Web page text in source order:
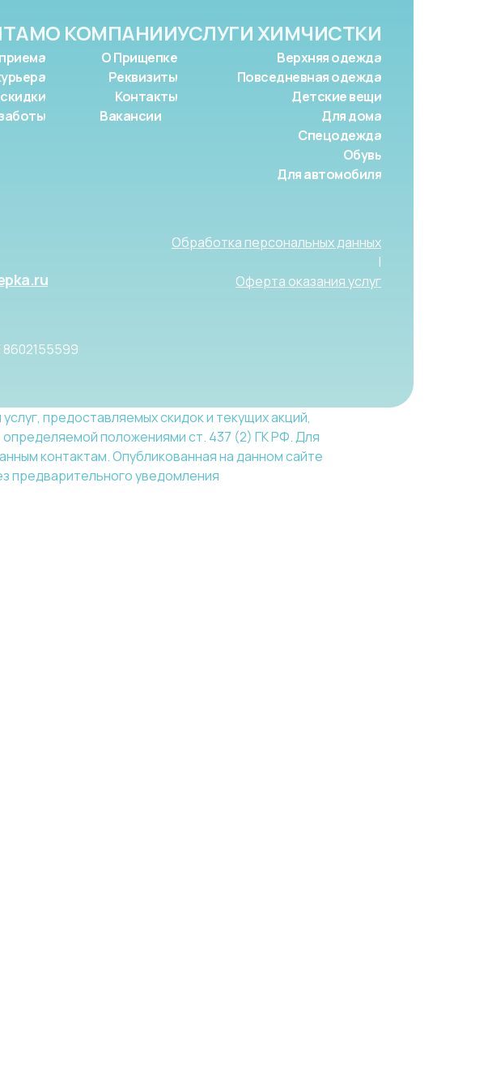
О КОМПАНИИ
О Прищепке
Реквизиты
Контакты
Вакансии
УСЛУГИ ХИМЧИСТКИ
Верхняя одежда
Повседневная одежда
Детские вещи
Для дома
Спецодежда
Обувь
Для автомобиля
Обработка персональных данных
|
Оферта оказания услуг
предоставляемых скидок и текущих акций,
положениями ст. 437 (2) ГК РФ. Для
контактам. Опубликованная на данном сайте
предварительного уведомления